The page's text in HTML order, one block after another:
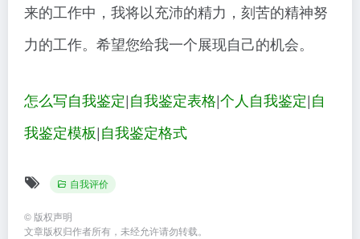
来的工作中，我将以充沛的精力，刻苦的精神努
力的工作。希望您给我一个展现自己的机会。
怎么写自我鉴定|自我鉴定表格|个人自我鉴定|自
我鉴定模板|自我鉴定格式
自我评价
© 版权声明
文章版权归作者所有，未经允许请勿转载。